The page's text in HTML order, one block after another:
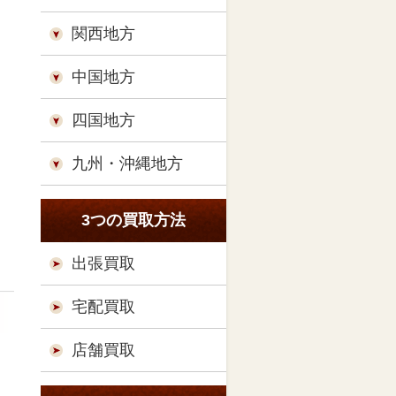
関西地方
中国地方
四国地方
九州・沖縄地方
3つの買取方法
出張買取
宅配買取
店舗買取